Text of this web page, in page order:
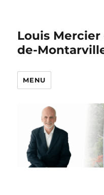
Louis
de-
MENU